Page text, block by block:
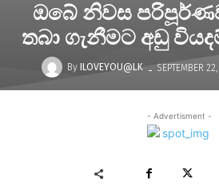
ඔබේ නිවස
තබා ගැනීමට අඩු
By ILOVEYOU@LK - SEPTEMBER
- Advertisment -